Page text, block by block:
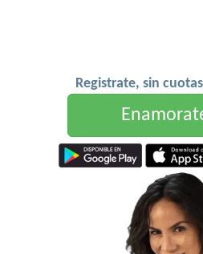
Registrate, sin